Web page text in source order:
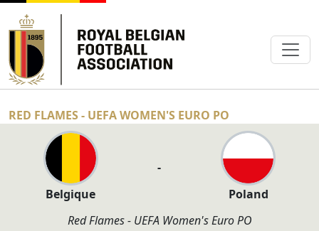
RED FLAMES - UEFA WOMEN'S EURO PO
Belgique
-
Poland
Red Flames - UEFA Women's Euro PO